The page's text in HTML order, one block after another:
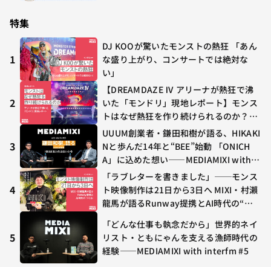
特集
1
DJ KOOが驚いたモンストの熱狂 「あん
な盛り上がり、コンサートでは絶対な
い」
2
【DREAMDAZE Ⅳ アリーナが熱狂で沸
いた「モンドリ」現地レポート】モンス
トはなぜ熱狂を作り続けられるのか？コ
ラボ初の“真獣神化”やDJ KOO、てつ
や、兎田ぺこら、壱百満天原サロメらも
集結
3
UUUM創業者・鎌田和樹が語る、HIKAKI
Nと歩んだ14年と“BEE”始動 「ONICH
A」に込めた想い——MEDIAMIXI with in
terfm #3
4
「ラブレターを書きました」──モンス
ト映像制作は21日から3日へ MIXI・村瀨
龍馬が語るRunway提携とAI時代の“つ
5
「どんな仕事も執念だから」世界的ネイ
リスト・ともにゃんを支える漁師時代の
経験——MEDIAMIXI with interfm #5